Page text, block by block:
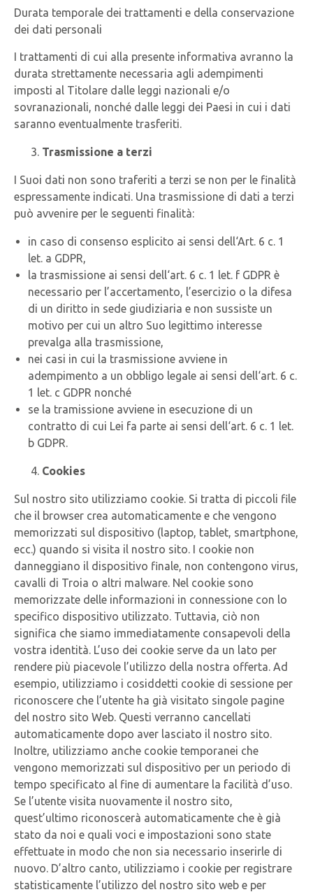
Durata temporale dei trattamenti e della conservazione
dei dati personali
I trattamenti di cui alla presente informativa avranno la
durata strettamente necessaria agli adempimenti
imposti al Titolare dalle leggi nazionali e/o
sovranazionali, nonché dalle leggi dei Paesi in cui i dati
saranno eventualmente trasferiti.
Trasmissione a terzi
I Suoi dati non sono traferiti a terzi se non per le finalità
espressamente indicati. Una trasmissione di dati a terzi
può avvenire per le seguenti finalità:
in caso di consenso esplicito ai sensi dell‘Art. 6 c. 1
let. a GDPR,
la trasmissione ai sensi dell‘art. 6 c. 1 let. f GDPR è
necessario per l’accertamento, l’esercizio o la difesa
di un diritto in sede giudiziaria e non sussiste un
motivo per cui un altro Suo legittimo interesse
prevalga alla trasmissione,
nei casi in cui la trasmissione avviene in
adempimento a un obbligo legale ai sensi dell‘art. 6 c.
1 let. c GDPR nonché
se la tramissione avviene in esecuzione di un
contratto di cui Lei fa parte ai sensi dell‘art. 6 c. 1 let.
b GDPR.
Cookies
Sul nostro sito utilizziamo cookie. Si tratta di piccoli file
che il browser crea automaticamente e che vengono
memorizzati sul dispositivo (laptop, tablet, smartphone,
ecc.) quando si visita il nostro sito. I cookie non
danneggiano il dispositivo finale, non contengono virus,
cavalli di Troia o altri malware. Nel cookie sono
memorizzate delle informazioni in connessione con lo
specifico dispositivo utilizzato. Tuttavia, ciò non
significa che siamo immediatamente consapevoli della
vostra identità. L’uso dei cookie serve da un lato per
rendere più piacevole l’utilizzo della nostra offerta. Ad
esempio, utilizziamo i cosiddetti cookie di sessione per
riconoscere che l’utente ha già visitato singole pagine
del nostro sito Web. Questi verranno cancellati
automaticamente dopo aver lasciato il nostro sito.
Inoltre, utilizziamo anche cookie temporanei che
vengono memorizzati sul dispositivo per un periodo di
tempo specificato al fine di aumentare la facilità d’uso.
Se l’utente visita nuovamente il nostro sito,
quest’ultimo riconoscerà automaticamente che è già
stato da noi e quali voci e impostazioni sono state
effettuate in modo che non sia necessario inserirle di
nuovo. D’altro canto, utilizziamo i cookie per registrare
statisticamente l’utilizzo del nostro sito web e per